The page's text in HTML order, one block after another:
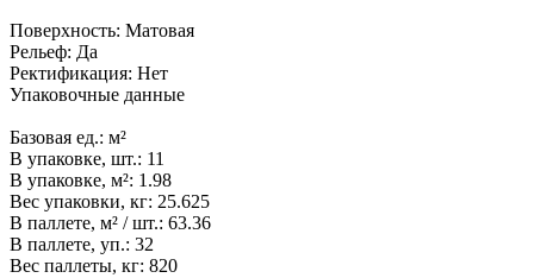
Поверхность: Матовая
Рельеф: Да
Ректификация: Нет
Упаковочные данные
Базовая ед.: м²
В упаковке, шт.: 11
В упаковке, м²: 1.98
Вес упаковки, кг: 25.625
В паллете, м² / шт.: 63.36
В паллете, уп.: 32
Вес паллеты, кг: 820